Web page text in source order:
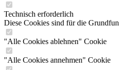
Technisch erforderlich
Diese Cookies sind für die
"Alle Cookies ablehnen" Cookie
"Alle Cookies annehmen" Cookie